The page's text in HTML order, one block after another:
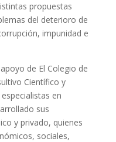
propuestas
del deterioro de
impunidad e
de El Colegio de
Científico y
en
sus
y privado, quienes
sociales,